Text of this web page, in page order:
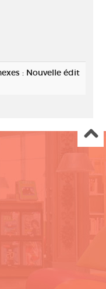
: Nouvelle édit